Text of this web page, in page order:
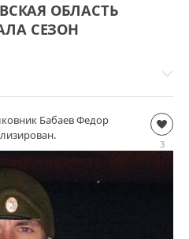
ОБЛАСТЬ
СЕЗОН
3
Бабаев Федор